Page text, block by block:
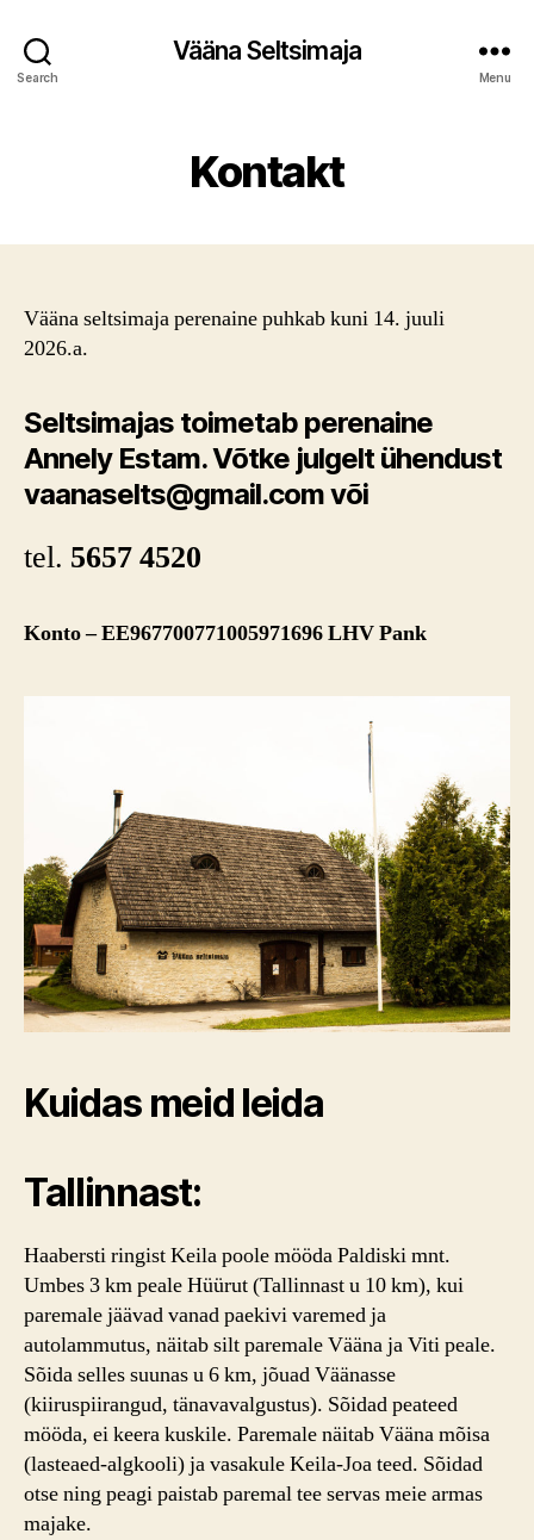
Search
Vääna Seltsimaja
Menu
Kontakt
Vääna seltsimaja perenaine puhkab kuni 14. juuli
2026.a.
Seltsimajas toimetab perenaine
Annely Estam. Võtke julgelt ühendust
vaanaselts@gmail.comvõi
tel. 5657 4520
Konto – EE967700771005971696 LHV Pank
Kuidas meid leida
Tallinnast:
Haabersti ringist Keila poole mööda Paldiski mnt.
Umbes 3 km peale Hüürut (Tallinnast u 10 km), kui
paremale jäävad vanad paekivi varemed ja
autolammutus, näitab silt paremale Vääna ja Viti peale.
Sõida selles suunas u 6 km, jõuad Väänasse
(kiiruspiirangud, tänavavalgustus). Sõidad peateed
mööda, ei keera kuskile. Paremale näitab Vääna mõisa
(lasteaed-algkooli) ja vasakule Keila-Joa teed. Sõidad
otse ning peagi paistab paremal tee servas meie armas
majake.